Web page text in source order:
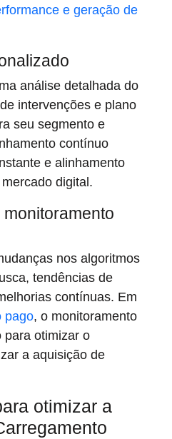
e geração de
análise detalhada do
intervenções e plano
seu segmento e
contínuo
e alinhamento
digital.
nos algoritmos
tendências de
contínuas. Em
pago, o monitoramento
para otimizar o
a aquisição de
otimizar a